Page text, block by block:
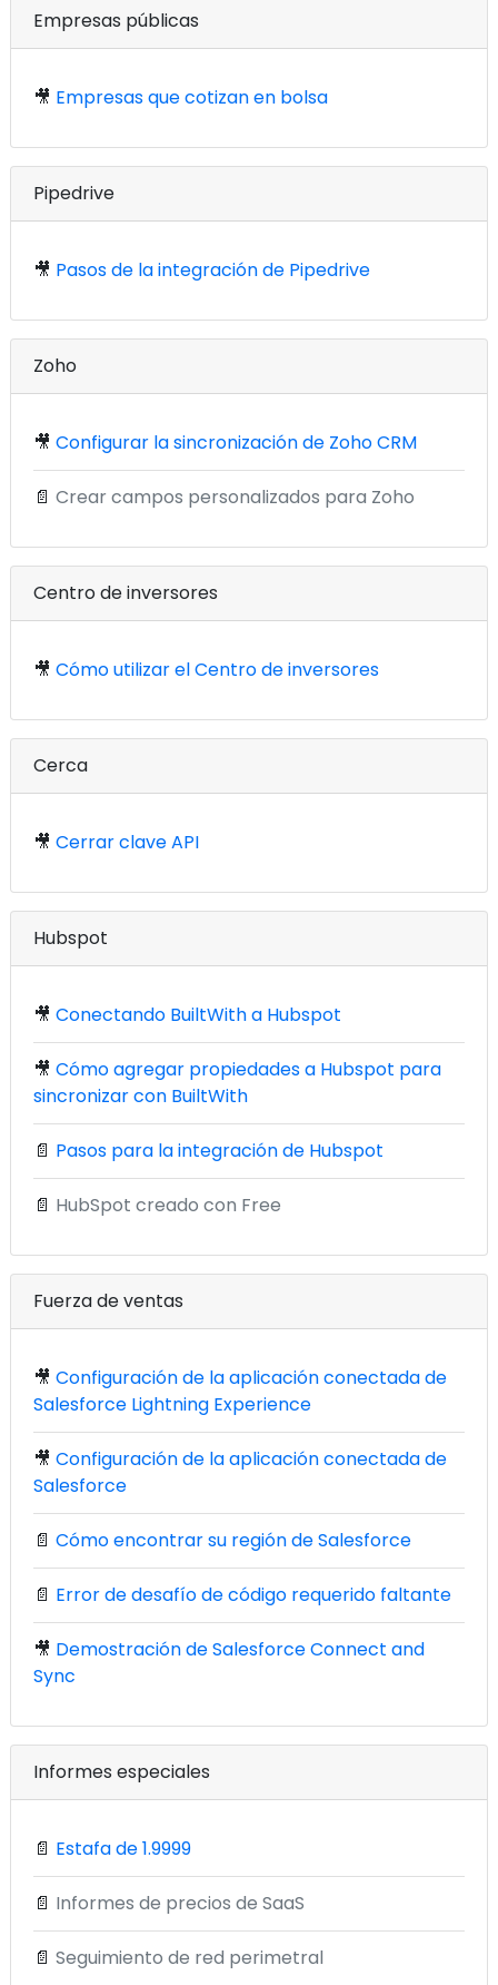
Empresas públicas
🎥 Empresas que cotizan en bolsa
Pipedrive
🎥 Pasos de la integración de Pipedrive
Zoho
🎥 Configurar la sincronización de Zoho CRM
📄 Crear campos personalizados para Zoho
Centro de inversores
🎥 Cómo utilizar el Centro de inversores
Cerca
🎥 Cerrar clave API
Hubspot
🎥 Conectando BuiltWith a Hubspot
🎥 Cómo agregar propiedades a Hubspot para
sincronizar con BuiltWith
📄 Pasos para la integración de Hubspot
📄 HubSpot creado con Free
Fuerza de ventas
🎥 Configuración de la aplicación conectada de
Salesforce Lightning Experience
🎥 Configuración de la aplicación conectada de
Salesforce
📄 Cómo encontrar su región de Salesforce
📄 Error de desafío de código requerido faltante
🎥 Demostración de Salesforce Connect and
Sync
Informes especiales
📄 Estafa de 1.9999
📄 Informes de precios de SaaS
📄 Seguimiento de red perimetral